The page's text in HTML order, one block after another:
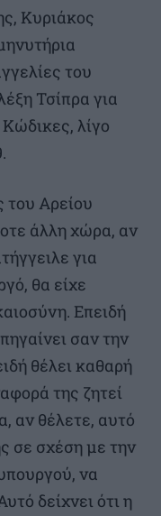
Κυριάκος
του
Τσίπρα για
λίγο
του Αρείου
άλλη χώρα, αν
για
θα είχε
Επειδή
σαν την
θέλει καθαρή
της ζητεί
αν θέλετε, αυτό
σε σχέση με την
να
δείχνει ότι η